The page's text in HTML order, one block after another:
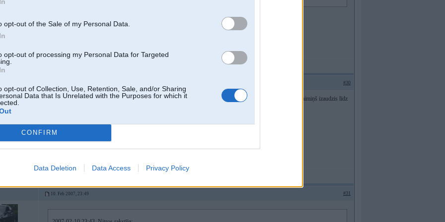
opt-out of the Sale of my Personal Data.
opt-out of processing my Personal Data for Targeted
opt-out of Collection, Use, Retention, Sale, and/or Sharing
Data that Is Unrelated with the Purposes for which it
CONFIRM
Data Deletion Data Access Privacy Policy
baigais gudrinieks??? buutu labaak padaliijies ar info!!!
#30
es tev jau pateicu- spīdola-3...vai arī ir aiz pansionāta gaiļezers serviss, kur kādreiz laboju mašīnu...tagad vnk kaimiņš izaudzis līdz
-----------------
Kravu pārvadājumi & loģistika. PM!
10. Feb 2007, 23:49 #31